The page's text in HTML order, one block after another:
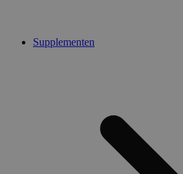
Supplementen